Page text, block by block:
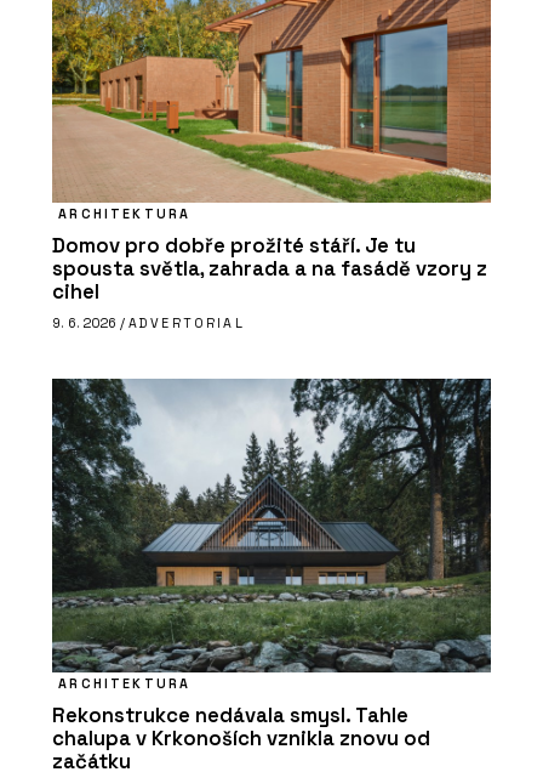
ARCHITEKTURA
Domov pro dobře prožité stáří. Je tu
spousta světla, zahrada a na fasádě vzory z
cihel
9. 6. 2026 / ADVERTORIAL
ARCHITEKTURA
Rekonstrukce nedávala smysl. Tahle
chalupa v Krkonoších vznikla znovu od
začátku